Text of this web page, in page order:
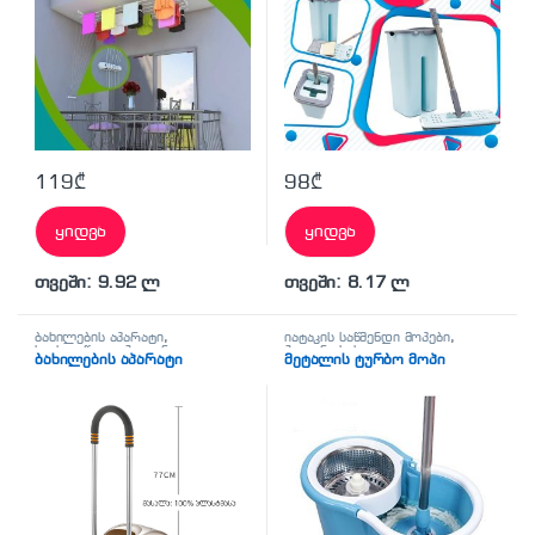
119₾
ყიდვა
თვეში: 9.92 ლ
98₾
ყიდვა
თვეში: 8.17 ლ
ბახილების აპარატი,
საახალწლო
ჰიგიენა-
სისუფთავე
ბახილების აპარატი
იატაკის საწმენდი მოპები,
ჰიგიენა-სისუფთავე
მეტალის ტურბო მოპი